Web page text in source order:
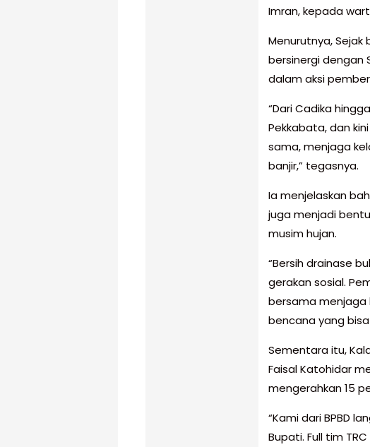
Imran, kepada
Menurutnya,
bersinergi dengan
dalam aksi
“Dari Cadika
Pekkabata, dan
sama, menjaga
banjir,” tegasnya.
Ia menjelaskan
juga menjadi
musim hujan.
“Bersih drainase
gerakan sosial.
bersama menjaga
bencana yang
Sementara itu,
Faisal Katohidar
mengerahkan 15
“Kami dari BPBD
Bupati. Full tim